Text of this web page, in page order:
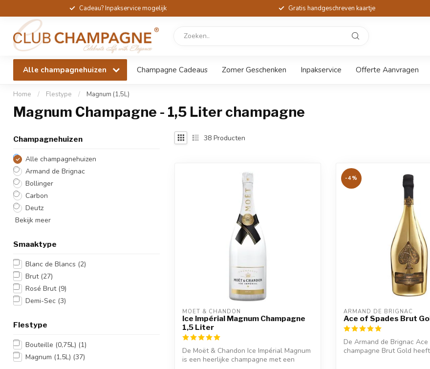
Cadeau? Inpakservice mogelijk Gratis handgeschreven kaartje
Alle champagnehuizen Champagne Cadeaus Zomer Geschenken Inpakservice Offerte Aanvragen
Home / Flestype / Magnum (1,5L)
Magnum Champagne - 1,5 Liter champagne
Champagnehuizen
Alle champagnehuizen
Armand de Brignac
Bollinger
Carbon
Deutz
Bekijk meer
Smaaktype
Blanc de Blancs (2)
Brut (27)
Rosé Brut (9)
Demi-Sec (3)
Flestype
Bouteille (0,75L) (1)
Magnum (1,5L) (37)
38 Producten
MOËT & CHANDON
Ice Impérial Magnum Champagne
1,5 Liter
De Moët & Chandon Ice Impérial Magnum
is een heerlijke champagne met een
-4%
ARMAND DE BRIGNAC
Ace of Spades Brut
De Armand de Brignac
champagne Brut Gold